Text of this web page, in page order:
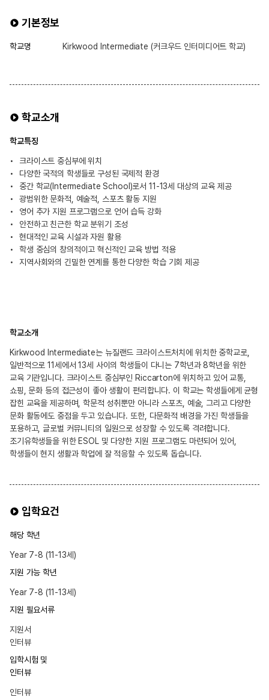
기본정보
학교명 Kirkwood Intermediate (커크우드 인터미디어트 학교)
학교소개
학교특징
크라이스트 중심부에 위치
다양한 국적의 학생들로 구성된 국제적 환경
중간 학교(Intermediate School)로서 11-13세 대상의 교육 제공
광범위한 문화적, 예술적, 스포츠 활동 지원
영어 추가 지원 프로그램으로 언어 습득 강화
안전하고 친근한 학교 분위기 조성
현대적인 교육 시설과 자원 활용
학생 중심의 창의적이고 혁신적인 교육 방법 적용
지역사회와의 긴밀한 연계를 통한 다양한 학습 기회 제공
학교소개
Kirkwood Intermediate는 뉴질랜드 크라이스트처치에 위치한 중학교로,
일반적으로 11세에서 13세 사이의 학생들이 다니는 7학년과 8학년을 위한
교육 기관입니다. 크라이스트 중심부인 Riccarton에 위치하고 있어 교통,
쇼핑, 문화 등의 접근성이 좋아 생활이 편리합니다. 이 학교는 학생들에게 균형
잡힌 교육을 제공하며, 학문적 성취뿐만 아니라 스포츠, 예술, 그리고 다양한
문화 활동에도 중점을 두고 있습니다. 또한, 다문화적 배경을 가진 학생들을
포용하고, 글로벌 커뮤니티의 일원으로 성장할 수 있도록 격려합니다.
조기유학생들을 위한 ESOL 및 다양한 지원 프로그램도 마련되어 있어,
학생들이 현지 생활과 학업에 잘 적응할 수 있도록 돕습니다.
입학요건
해당 학년
Year 7-8 (11-13세)
지원 가능 학년
Year 7-8 (11-13세)
지원 필요서류
지원서
인터뷰
입학시험 및
인터뷰
인터뷰